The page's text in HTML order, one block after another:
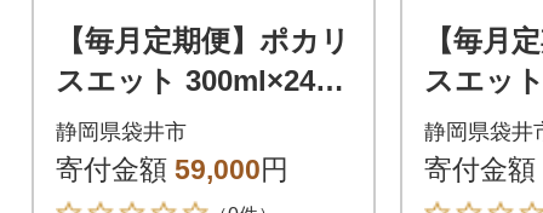
【毎月定期便】ポカリ
スエット 300ml×24本
全6回
静岡県袋井市
寄付金額 59,000円
【毎月
スエッ
全12回
静岡県袋井
寄付金額